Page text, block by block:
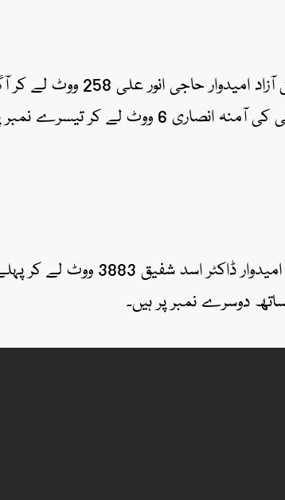
پولنگ اسٹیشن امیرآباد کے غیر حتمی غیر سرکاری نتیجے کے مطابق آزاد امیدوار حاجی
ہیں۔ حاجی عبدالحمید 64 ووٹ کے ساتھ دوسرے جب کہ پیپلزپارٹی کی آمنہ انصاری 6 ووٹ لے کر
30 پولنگ اسٹیشنز کے غیر سرکاری غیر حتمی نتائج کے مطابق آزاد امیدوار ڈاکٹر اسد شفیق 3883